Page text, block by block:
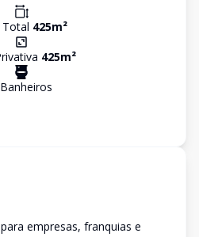
Total 425m²
425m²
Banheiros
empresas, franquias e